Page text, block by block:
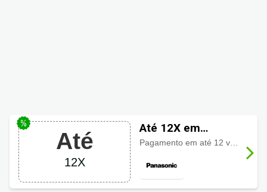
Até
12X
Até 12X em
Panasonic